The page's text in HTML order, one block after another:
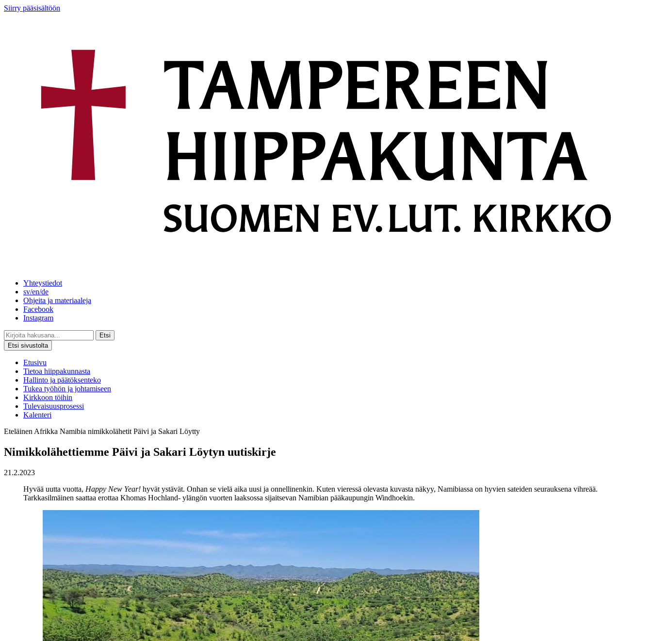
Siirry pääsisältöön
Yhteystiedot
sv/en/de
Ohjeita ja materiaaleja
Facebook
Instagram
Etsi
Etsi sivustolta
Etusivu
Tietoa hiippakunnasta
Hallinto ja päätöksenteko
Tukea työhön ja johtamiseen
Kirkkoon töihin
Tulevaisuusprosessi
Kalenteri
Eteläinen Afrikka Namibia nimikkolähetit Päivi ja Sakari Löytty
Nimikkolähettiemme Päivi ja Sakari Löytyn uutiskirje
21.2.2023
Hyvää uutta vuotta, Happy New Year! hyvät ystävät. Onhan se vielä aika uusi ja onnellinenkin. Kuten vieressä olevasta kuvasta näkyy, Namibiassa on hyvien sateiden seurauksena vihreää.
Tarkkasilmäinen saattaa erottaa Khomas Hochland- ylängön vuorten laaksossa sijaitsevan Namibian pääkaupungin Windhoekin.